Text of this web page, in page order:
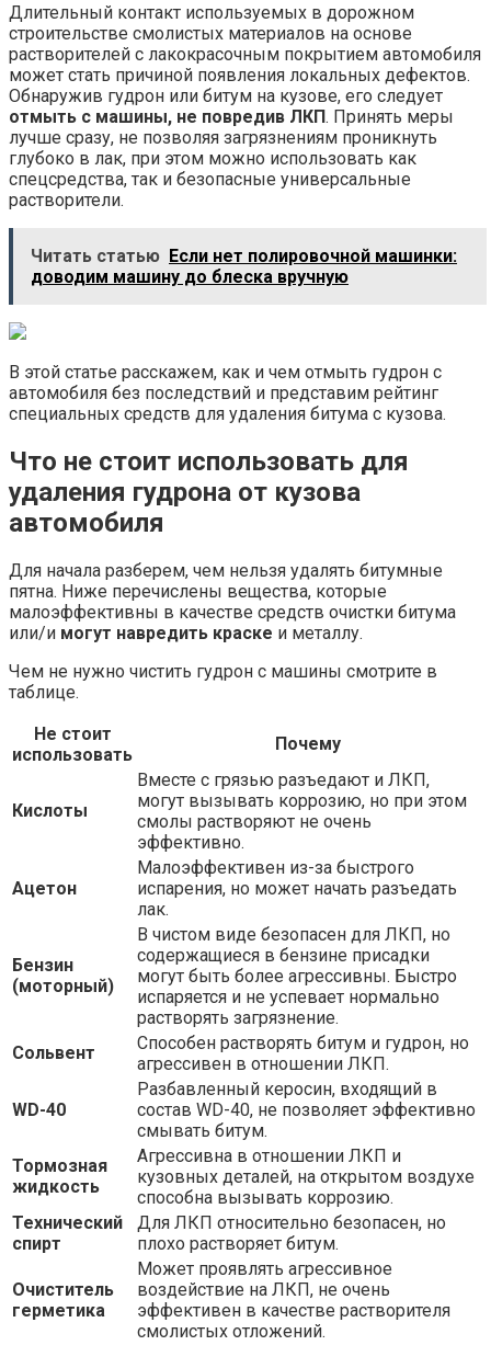
Длительный контакт используемых в дорожном
строительстве смолистых материалов на основе
растворителей с лакокрасочным покрытием автомобиля
может стать причиной появления локальных дефектов.
Обнаружив гудрон или битум на кузове, его следует
отмыть с машины, не повредив ЛКП. Принять меры
лучше сразу, не позволяя загрязнениям проникнуть
глубоко в лак, при этом можно использовать как
спецсредства, так и безопасные универсальные
растворители.
Читать статью Если нет полировочной машинки:
доводим машину до блеска вручную
В этой статье расскажем, как и чем отмыть гудрон с
автомобиля без последствий и представим рейтинг
специальных средств для удаления битума с кузова.
Что не стоит использовать для
удаления гудрона от кузова
автомобиля
Для начала разберем, чем нельзя удалять битумные
пятна. Ниже перечислены вещества, которые
малоэффективны в качестве средств очистки битума
или/и могут навредить краске и металлу.
Чем не нужно чистить гудрон с машины смотрите в
таблице.
Не стоит
использовать
Почему
Кислоты
Вместе с грязью разъедают и ЛКП,
могут вызывать коррозию, но при этом
смолы растворяют не очень
эффективно.
Ацетон
Малоэффективен из-за быстрого
испарения, но может начать разъедать
лак.
Бензин
(моторный)
В чистом виде безопасен для ЛКП, но
содержащиеся в бензине присадки
могут быть более агрессивны. Быстро
испаряется и не успевает нормально
растворять загрязнение.
Сольвент
Способен растворять битум и гудрон, но
агрессивен в отношении ЛКП.
WD-40
Разбавленный керосин, входящий в
состав WD-40, не позволяет эффективно
смывать битум.
Тормозная
жидкость
Агрессивна в отношении ЛКП и
кузовных деталей, на открытом воздухе
способна вызывать коррозию.
Технический
спирт
Для ЛКП относительно безопасен, но
плохо растворяет битум.
Очиститель
герметика
Может проявлять агрессивное
воздействие на ЛКП, не очень
эффективен в качестве растворителя
смолистых отложений.